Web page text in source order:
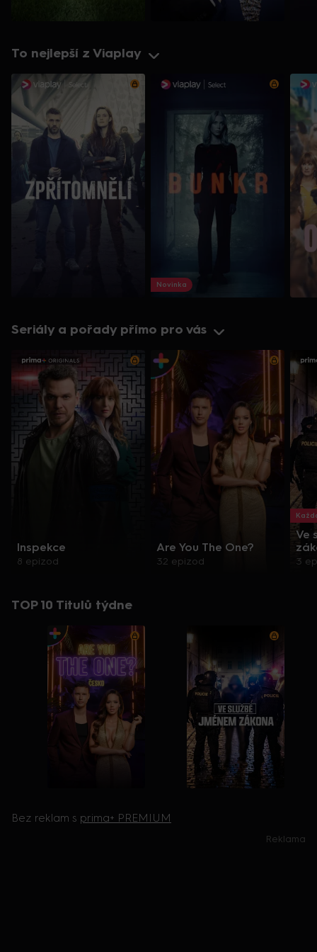
To nejlepší z Viaplay
Novinka
Seriály a pořady přímo pro vás
Inspekce
8 epizod
Are You The One?
32 epizod
Ve
3
TOP 10 Titulů týdne
Bez reklam s prima+ PREMIUM
Reklama